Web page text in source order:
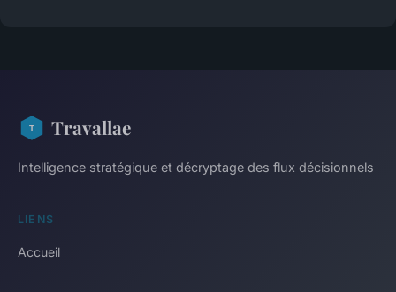
Travallae
Intelligence stratégique et décryptage des flux décisionnels
LIENS
Accueil